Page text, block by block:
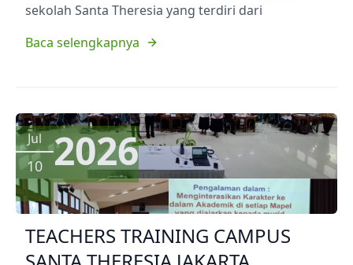
sekolah Santa Theresia yang terdiri dari
Baca selengkapnya
Jul
10 2026
TEACHERS TRAINING CAMPUS